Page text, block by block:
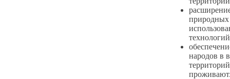
природных
народов в